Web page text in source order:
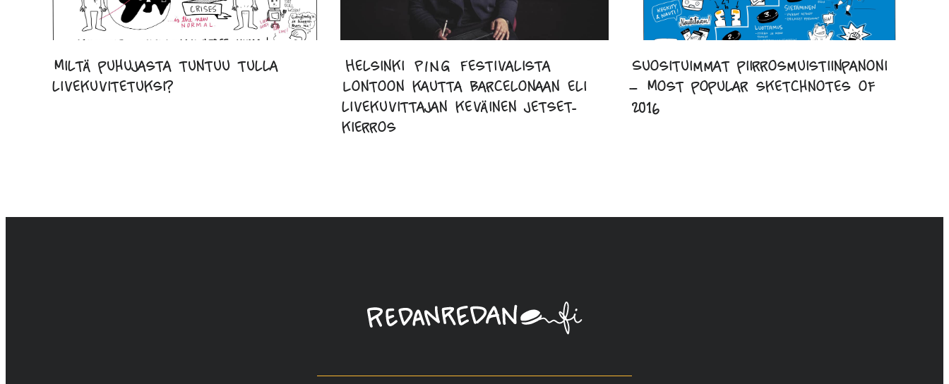
Miltä puhujasta tuntuu tulla
livekuvitetuksi?
Helsinki PING Festivalista
Lontoon kautta Barcelonaan eli
livekuvittajan keväinen jetset-
kierros
Suosituimmat piirrosmuistiinpanoni
– Most popular sketchnotes of
2016
Linda
Saukko-